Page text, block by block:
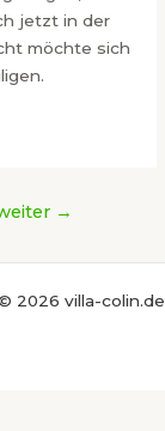
jetzt in der
möchte sich
→
2026 villa-colin.de